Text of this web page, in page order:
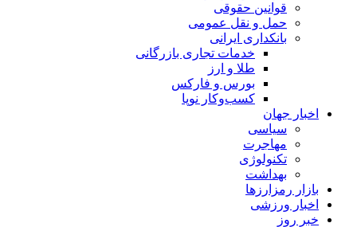
قوانین حقوقی
حمل و نقل عمومی
بانکداری ایرانی
خدمات تجاری بازرگانی
طلا و ارز
بورس و فارکس
کسب‌وکار نوپا
اخبار جهان
سیاسی
مهاجرت
تکنولوژی
بهداشت
بازار رمزارزها
اخبار ورزشی
خبر روز